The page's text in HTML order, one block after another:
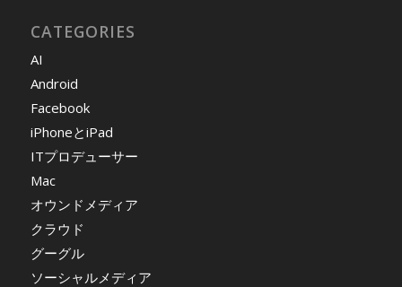
CATEGORIES
AI
Android
Facebook
iPhoneとiPad
ITプロデューサー
Mac
オウンドメディア
クラウド
グーグル
ソーシャルメディア